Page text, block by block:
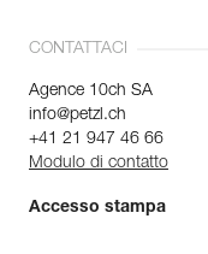
CONTATTACI
Agence 10ch SA
info@petzl.ch
+41 21 947 46 66
Modulo di contatto
Accesso stampa